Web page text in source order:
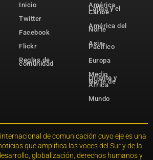
Inicio
Twitter
Facebook
Flickr
Reglas de
comunidad
América
Latina y el
Caribe
América del
Norte
Asia-
Pacífico
Europa
Medio
Oriente y
Norte de
África
Mundo
de comunicación cuyo eje es una
que amplifica las voces del Sur y de la
globalización, derechos humanos y